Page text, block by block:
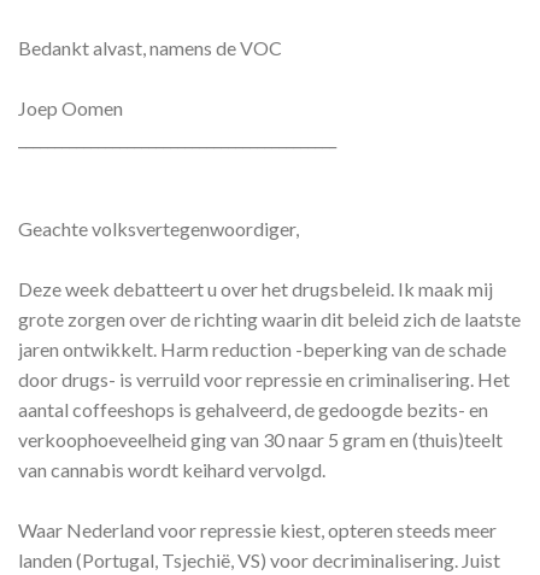
Bedankt alvast, namens de VOC
Joep Oomen
Geachte volksvertegenwoordiger,
Deze week debatteert u over het drugsbeleid. Ik maak mij
grote zorgen over de richting waarin dit beleid zich de laatste
jaren ontwikkelt. Harm reduction -beperking van de schade
door drugs- is verruild voor repressie en criminalisering. Het
aantal coffeeshops is gehalveerd, de gedoogde bezits- en
verkoophoeveelheid ging van 30 naar 5 gram en (thuis)teelt
van cannabis wordt keihard vervolgd.
Waar Nederland voor repressie kiest, opteren steeds meer
landen (Portugal, Tsjechië, VS) voor decriminalisering. Juist